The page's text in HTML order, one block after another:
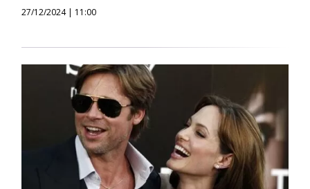
27/12/2024 | 11:00